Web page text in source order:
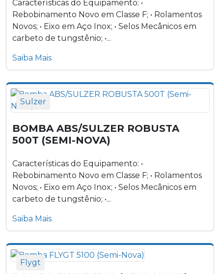
Características do Equipamento: •
Rebobinamento Novo em Classe F; • Rolamentos
Novos; • Eixo em Aço Inox; • Selos Mecânicos em
carbeto de tungstênio; •...
Saiba Mais
Sulzer
BOMBA ABS/SULZER ROBUSTA
500T (SEMI-NOVA)
Características do Equipamento: •
Rebobinamento Novo em Classe F; • Rolamentos
Novos; • Eixo em Aço Inox; • Selos Mecânicos em
carbeto de tungstênio; •...
Saiba Mais
Flygt